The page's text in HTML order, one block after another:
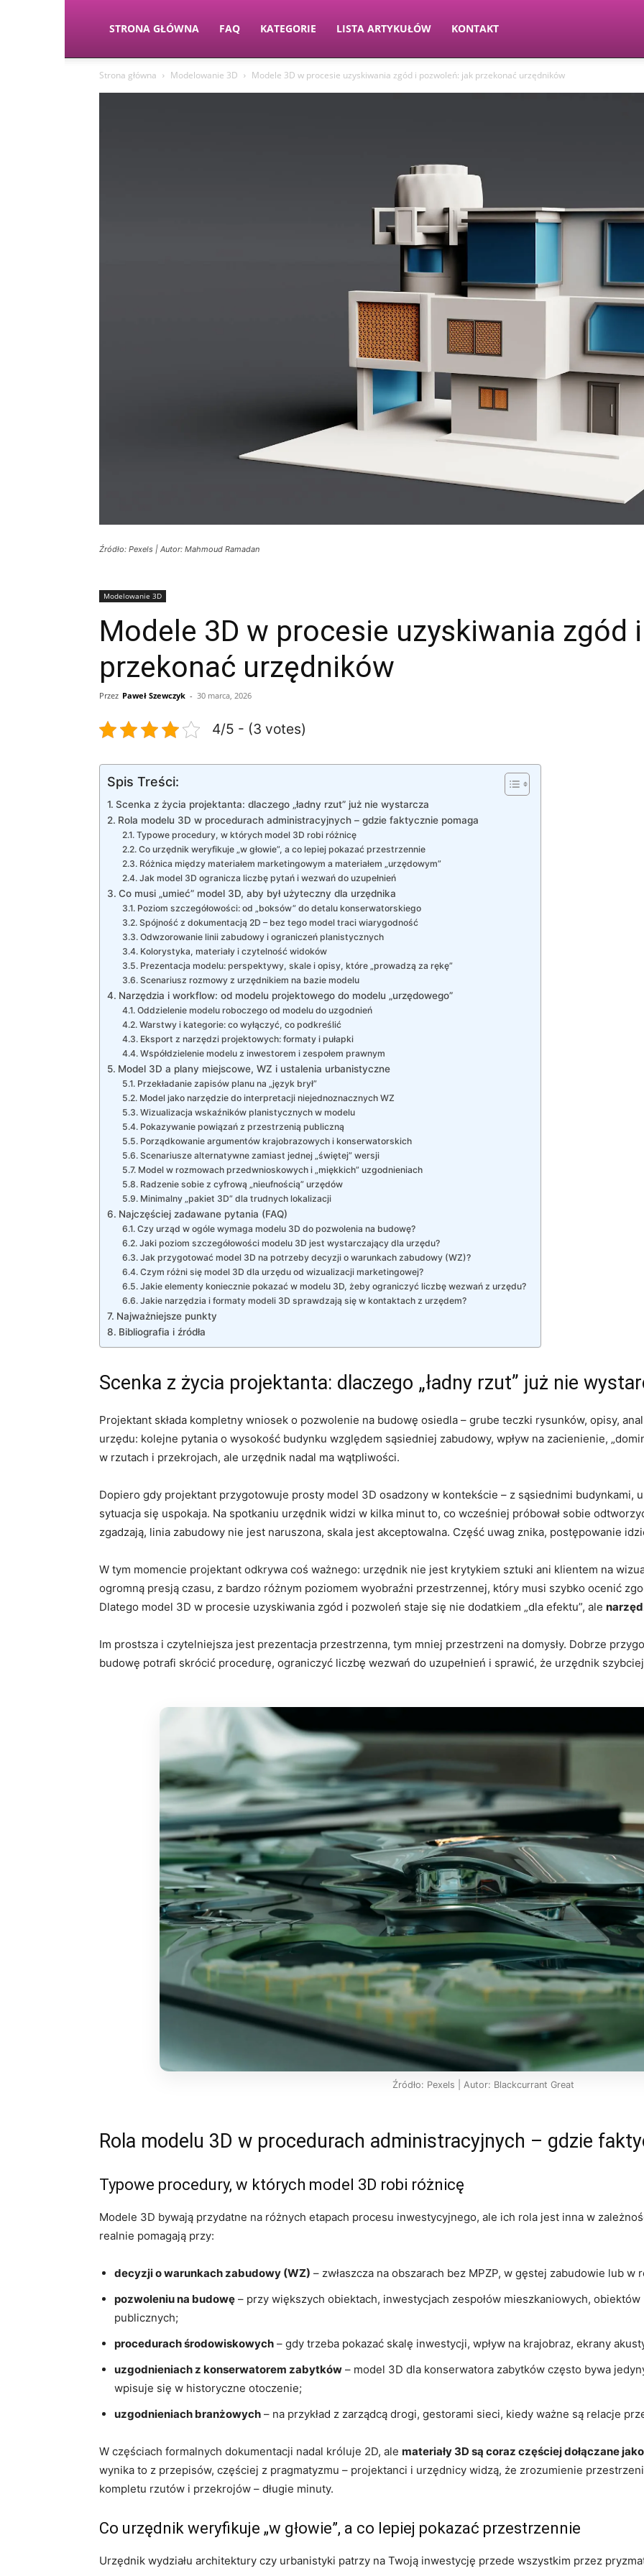
STRONA GŁÓWNA FAQ KATEGORIE LISTA ARTYKUŁÓW KONTAKT
Strona główna Modelowanie 3D Modele 3D w procesie uzyskiwania zgód i pozwoleń: jak przekonać urzędników
Źródło: Pexels | Autor: Mahmoud Ramadan
Modelowanie 3D
Modele 3D w procesie uzyskiwania zgód
przekonać urzędników
Przez Paweł Szewczyk - 30 marca, 2026
4/5 - (3 votes)
Spis Treści:
Scenka z życia projektanta: dlaczego „ładny rzut” już nie wystarcza
Rola modelu 3D w procedurach administracyjnych – gdzie faktycznie pomaga
Typowe procedury, w których model 3D robi różnicę
Co urzędnik weryfikuje „w głowie”, a co lepiej pokazać przestrzennie
Różnica między materiałem marketingowym a materiałem „urzędowym”
Jak model 3D ogranicza liczbę pytań i wezwań do uzupełnień
Co musi „umieć” model 3D, aby był użyteczny dla urzędnika
Poziom szczegółowości: od „boksów” do detalu konserwatorskiego
Spójność z dokumentacją 2D – bez tego model traci wiarygodność
Odwzorowanie linii zabudowy i ograniczeń planistycznych
Kolorystyka, materiały i czytelność widoków
Prezentacja modelu: perspektywy, skale i opisy, które „prowadzą za rękę”
Scenariusz rozmowy z urzędnikiem na bazie modelu
Narzędzia i workflow: od modelu projektowego do modelu „urzędowego”
Oddzielenie modelu roboczego od modelu do uzgodnień
Warstwy i kategorie: co wyłączyć, co podkreślić
Eksport z narzędzi projektowych: formaty i pułapki
Współdzielenie modelu z inwestorem i zespołem prawnym
Model 3D a plany miejscowe, WZ i ustalenia urbanistyczne
Przekładanie zapisów planu na „język brył”
Model jako narzędzie do interpretacji niejednoznacznych WZ
Wizualizacja wskaźników planistycznych w modelu
Pokazywanie powiązań z przestrzenią publiczną
Porządkowanie argumentów krajobrazowych i konserwatorskich
Scenariusze alternatywne zamiast jednej „świętej” wersji
Model w rozmowach przedwnioskowych i „miękkich” uzgodnieniach
Radzenie sobie z cyfrową „nieufnością” urzędów
Minimalny „pakiet 3D” dla trudnych lokalizacji
Najczęściej zadawane pytania (FAQ)
Czy urząd w ogóle wymaga modelu 3D do pozwolenia na budowę?
Jaki poziom szczegółowości modelu 3D jest wystarczający dla urzędu?
Jak przygotować model 3D na potrzeby decyzji o warunkach zabudowy (WZ)?
Czym różni się model 3D dla urzędu od wizualizacji marketingowej?
Jakie elementy koniecznie pokazać w modelu 3D, żeby ograniczyć liczbę wezwań z urzędu?
Jakie narzędzia i formaty modeli 3D sprawdzają się w kontaktach z urzędem?
Najważniejsze punkty
Bibliografia i źródła
Scenka z życia projektanta: dlaczego „ładny rzut” już nie
Projektant składa kompletny wniosek o pozwolenie na budowę osiedla – grube teczki rysunków, opisy,
urzędu: kolejne pytania o wysokość budynku względem sąsiedniej zabudowy, wpływ na zacienienie,
w rzutach i przekrojach, ale urzędnik nadal ma wątpliwości.
Dopiero gdy projektant przygotowuje prosty model 3D osadzony w kontekście – z sąsiednimi budynkami,
sytuacja się uspokaja. Na spotkaniu urzędnik widzi w kilka minut to, co wcześniej próbował sobie
zgadzają, linia zabudowy nie jest naruszona, skala jest akceptowalna. Część uwag znika, postępowanie
W tym momencie projektant odkrywa coś ważnego: urzędnik nie jest krytykiem sztuki ani klientem na
ogromną presją czasu, z bardzo różnym poziomem wyobraźni przestrzennej, który musi szybko ocenić
Dlatego model 3D w procesie uzyskiwania zgód i pozwoleń staje się nie dodatkiem „dla efektu”, ale
Im prostsza i czytelniejsza jest prezentacja przestrzenna, tym mniej przestrzeni na domysły. Dobrze
budowę potrafi skrócić procedurę, ograniczyć liczbę wezwań do uzupełnień i sprawić, że urzędnik
Źródło: Pexels | Autor: Blackcurrant Great
Rola modelu 3D w procedurach administracyjnych – gdzie
Typowe procedury, w których model 3D robi różnicę
Modele 3D bywają przydatne na różnych etapach procesu inwestycyjnego, ale ich rola jest inna w
realnie pomagają przy:
decyzji o warunkach zabudowy (WZ) – zwłaszcza na obszarach bez MPZP, w gęstej zabudowie lub
pozwoleniu na budowę – przy większych obiektach, inwestycjach zespołów mieszkaniowych,
publicznych;
procedurach środowiskowych – gdy trzeba pokazać skalę inwestycji, wpływ na krajobraz, ekrany
uzgodnieniach z konserwatorem zabytków – model 3D dla konserwatora zabytków często bywa
wpisuje się w historyczne otoczenie;
uzgodnieniach branżowych – na przykład z zarządcą drogi, gestorami sieci, kiedy ważne są relacje
W częściach formalnych dokumentacji nadal króluje 2D, ale materiały 3D są coraz częściej dołączane
wynika to z przepisów, częściej z pragmatyzmu – projektanci i urzędnicy widzą, że zrozumienie
kompletu rzutów i przekrojów – długie minuty.
Co urzędnik weryfikuje „w głowie”, a co lepiej pokazać przestrzennie
Urzędnik wydziału architektury czy urbanistyki patrzy na Twoją inwestycję przede wszystkim przez